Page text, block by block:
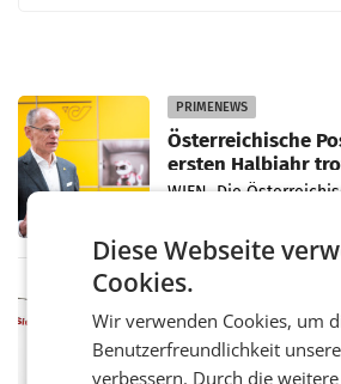
PRIMENEWS
Österreichische
ersten Halbjahr
Briefgeschäft
WIEN Die
ersten Halbjahr 2026
von 1.544,0 Mio. EUR
einem Plus von 3,8
Vergleichszeitraum
MARKETING & MEDIA
ProSiebenSat.1
überraschend viel
UNTERFÖHRING/
Diese Webseite
Cookies.
Wir verwenden Cookies, um
Benutzerfreundlichkeit
verbessern. Durch die